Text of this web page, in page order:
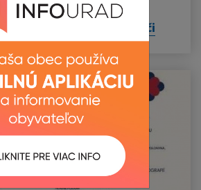
KOTVA - Zelená kotva -
komunitnú záhradu v Uliči